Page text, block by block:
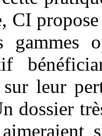
CI
gammes
leur
dossier